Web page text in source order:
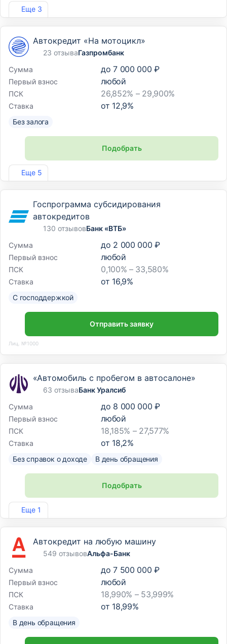
Еще 3
Лиц. №2766
Еще 5
Автокредит «На мотоцикл»
23 отзываГазпромбанк
Сумма
до 7 000 000 ₽
Первый взнос любой
ПСК 26,852% – 29,900%
Ставка от 12,9%
Без залога
Подобрать
Лиц. №354
Госпрограмма субсидирования
автокредитов
130 отзывовБанк «ВТБ»
Сумма
до 2 000 000 ₽
Первый взнос любой
ПСК 0,100% – 33,580%
Ставка от 16,9%
С господдержкой
Отправить заявку
Лиц. №1000
Еще 1
«Автомобиль с пробегом в автосалоне»
63 отзываБанк Уралсиб
Сумма
до 8 000 000 ₽
Первый взнос любой
ПСК 18,185% – 27,577%
Ставка от 18,2%
Без справок о доходе В день обращения
Подобрать
Лиц. №2275
Автокредит на любую машину
549 отзывовАльфа-Банк
Сумма
до 7 500 000 ₽
Первый взнос любой
ПСК 18,990% – 53,999%
Ставка от 18,99%
В день обращения